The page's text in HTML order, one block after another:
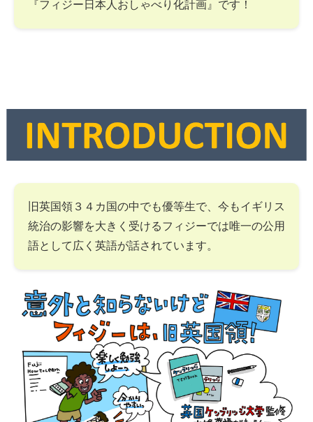
『フィジー日本人おしゃべり化計画』です！
旧英国領３４カ国の中でも優等生で、今もイギリス
統治の影響を大きく受けるフィジーでは唯一の公用
語として広く英語が話されています。